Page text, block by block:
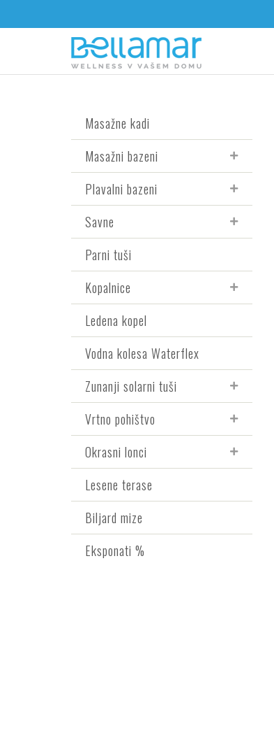
Masažne kadi
Masažni bazeni
Plavalni bazeni
Savne
Parni tuši
Kopalnice
Ledena kopel
Vodna kolesa Waterflex
Zunanji solarni tuši
Vrtno pohištvo
Okrasni lonci
Lesene terase
Biljard mize
Eksponati %